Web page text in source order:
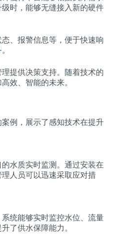
时，能够无缝接入新的硬件
、报警信息等，便于快速响
提供决策支持。随着技术的
效、智能的未来。
例，展示了感知技术在提升
水质实时监测。通过安装在
人员可以迅速采取应对措
统能够实时监控水位、流量
了供水保障能力。